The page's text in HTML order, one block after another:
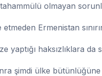
olmayan
Ermenistan
yaptığı haksızlıklara
şimdi ülke